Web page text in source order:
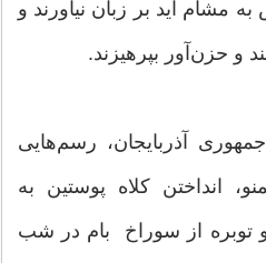
مشام آید بر زبان نیاورند و
و حزن‌آور بپرهیزند.
آذربایجان، رسم‌هایی
انداختن کلاه پوستین به
توبره از سوراخ بام در شب